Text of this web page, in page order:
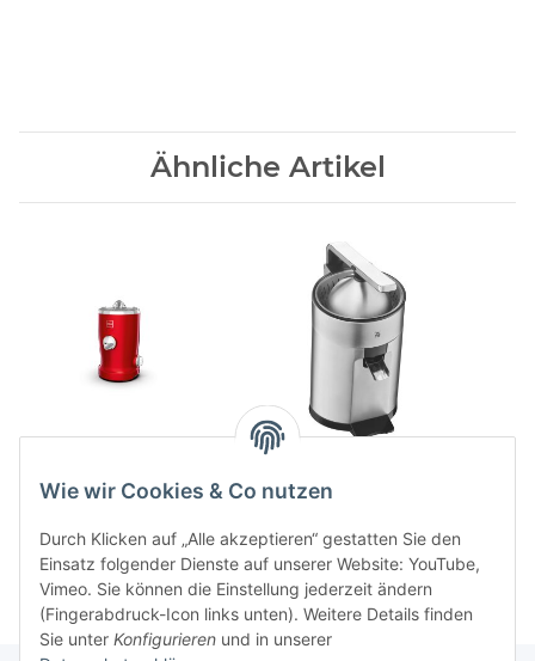
Ähnliche Artikel
Iconic Line
549,00 CHF*
219,00 CHF
Wie wir Cookies & Co nutzen
Durch Klicken auf „Alle akzeptieren“ gestatten Sie den
Einsatz folgender Dienste auf unserer Website: YouTube,
Vimeo. Sie können die Einstellung jederzeit ändern
(Fingerabdruck-Icon links unten). Weitere Details finden
Sie unter Konfigurieren und in unserer